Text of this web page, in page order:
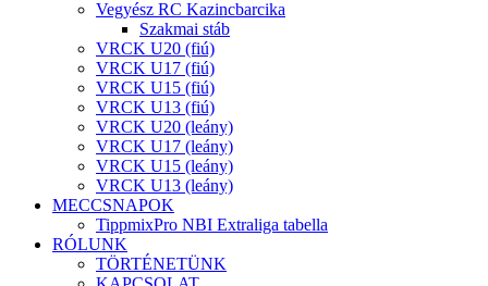
Vegyész RC Kazincbarcika
Szakmai stáb
VRCK U20 (fiú)
VRCK U17 (fiú)
VRCK U15 (fiú)
VRCK U13 (fiú)
VRCK U20 (leány)
VRCK U17 (leány)
VRCK U15 (leány)
VRCK U13 (leány)
MECCSNAPOK
TippmixPro NBI Extraliga tabella
RÓLUNK
TÖRTÉNETÜNK